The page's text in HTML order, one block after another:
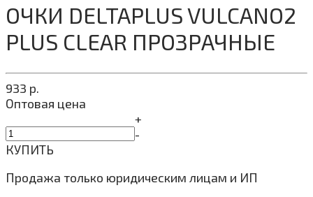
ОЧКИ DELTAPLUS VULCANO2
PLUS CLEAR ПРОЗРАЧНЫЕ
933 р.
Оптовая цена
+
-
КУПИТЬ
Продажа только юридическим лицам и ИП